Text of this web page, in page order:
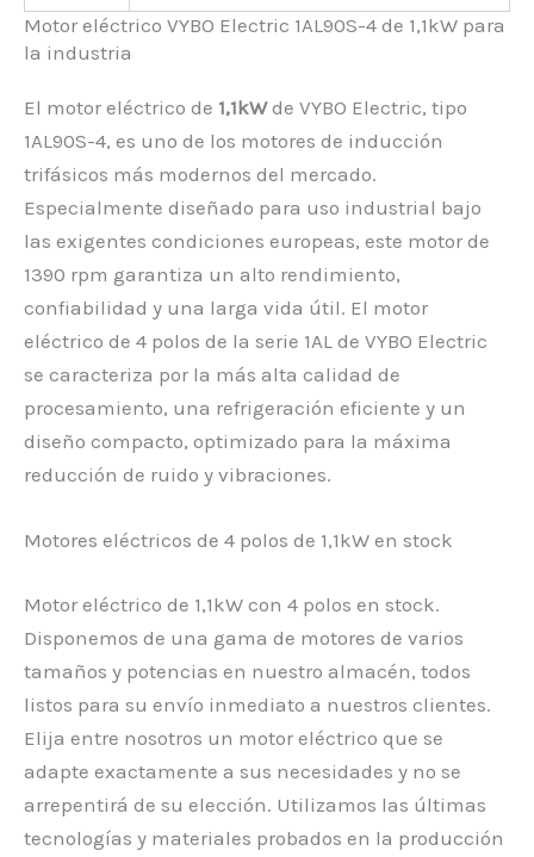
Motor eléctrico VYBO Electric 1AL90S-4 de 1,1kW para
la industria
El motor eléctrico de 1,1kWde VYBO Electric, tipo
1AL90S-4, es uno de los motores de inducción
trifásicos más modernos del mercado.
Especialmente diseñado para uso industrial bajo
las exigentes condiciones europeas, este motor de
1390 rpm garantiza un alto rendimiento,
confiabilidad y una larga vida útil. El motor
eléctrico de 4 polos de la serie 1AL de VYBO Electric
se caracteriza por la más alta calidad de
procesamiento, una refrigeración eficiente y un
diseño compacto, optimizado para la máxima
reducción de ruido y vibraciones.
Motores eléctricos de 4 polos de 1,1kW en stock
Motor eléctrico de 1,1kW con 4 polos en stock.
Disponemos de una gama de motores de varios
tamaños y potencias en nuestro almacén, todos
listos para su envío inmediato a nuestros clientes.
Elija entre nosotros un motor eléctrico que se
adapte exactamente a sus necesidades y no se
arrepentirá de su elección. Utilizamos las últimas
tecnologías y materiales probados en la producción